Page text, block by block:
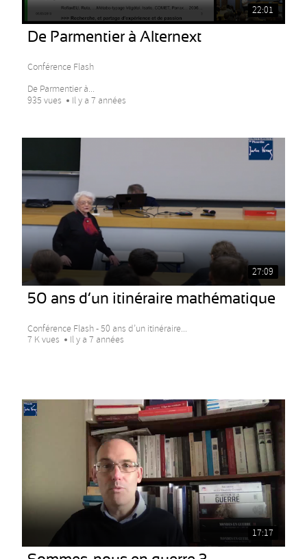
22:01
De Parmentier à Alternext
Conférence Flash
De Parmentier à...
935 vues
Il y a 7 années
27:09
50 ans d’un itinéraire mathématique
Conférence Flash - 50 ans d’un itinéraire...
7 K vues
Il y a 7 années
17:17